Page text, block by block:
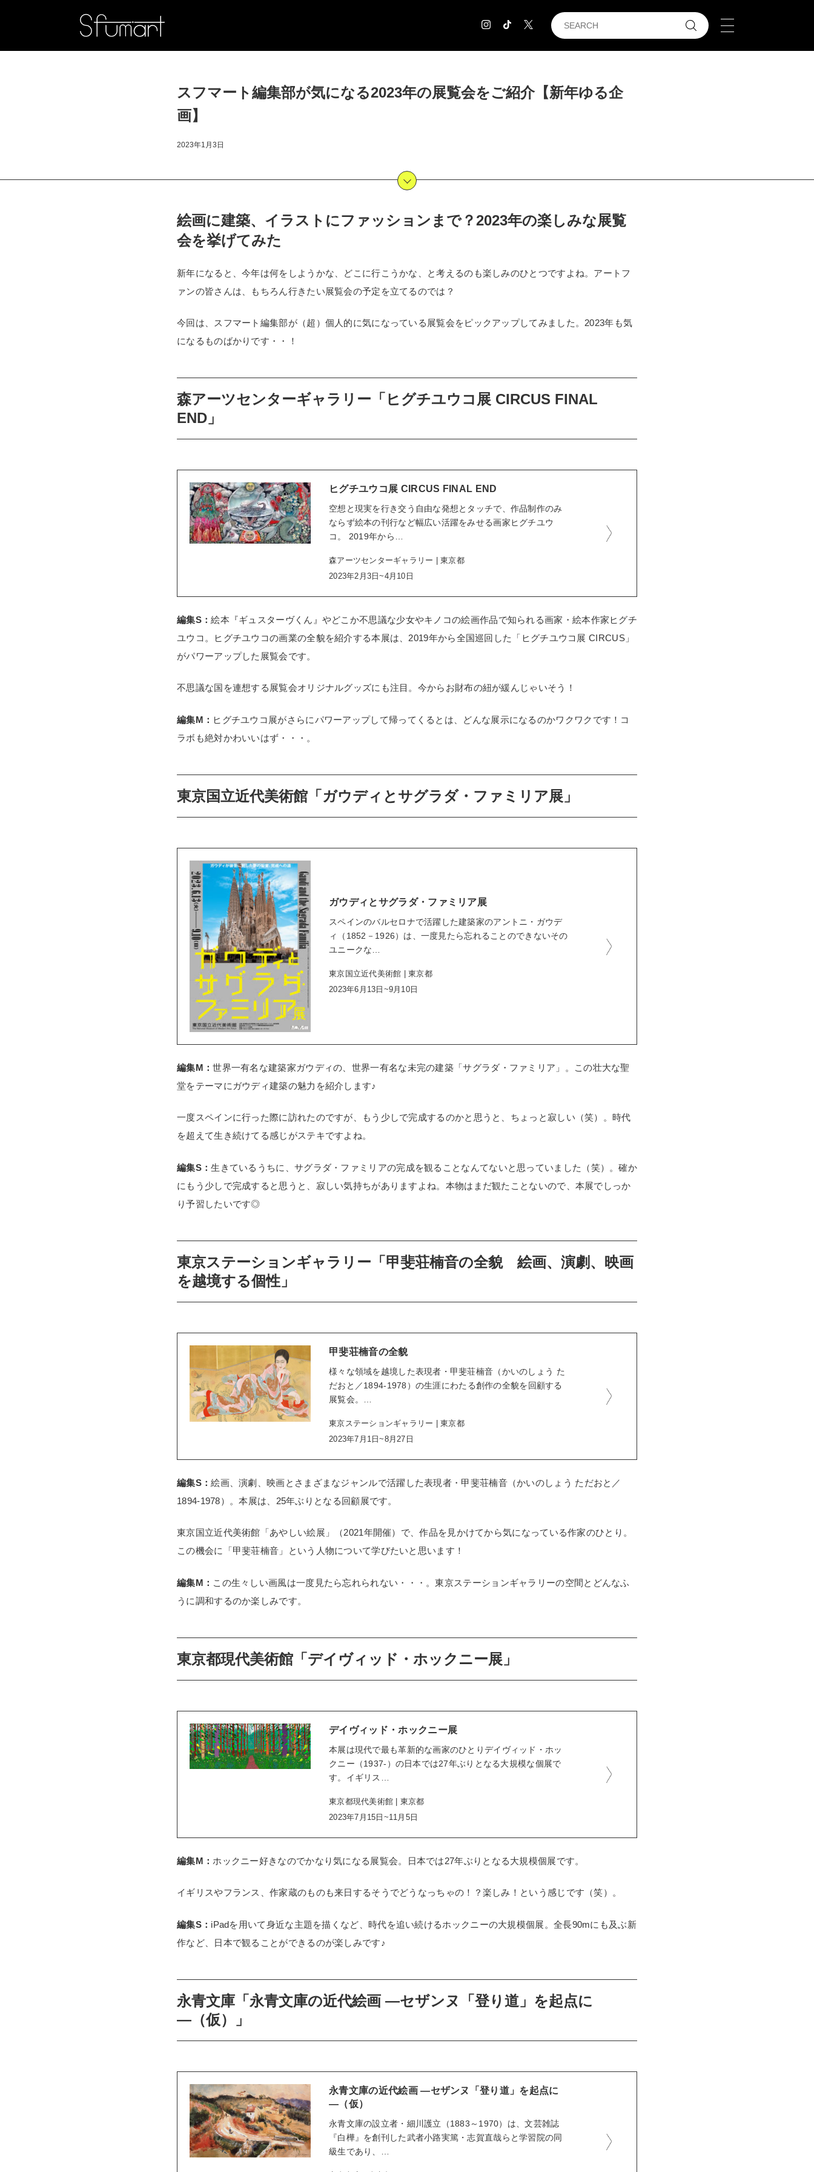
COLUMN コラム記事
NEWS お知らせ
CONTACT お問合せ
POLICY COMPANY
スフマート編集部が気になる2023年の展覧会をご紹介【新年ゆる企
画】
2023年1月3日
絵画に建築、イラストにファッションまで？2023年の楽しみな展覧
会を挙げてみた
新年になると、今年は何をしようかな、どこに行こうかな、と考えるのも楽しみのひとつですよね。アートフ
ァンの皆さんは、もちろん行きたい展覧会の予定を立てるのでは？
今回は、スフマート編集部が（超）個人的に気になっている展覧会をピックアップしてみました。2023年も気
になるものばかりです・・！
森アーツセンターギャラリー「ヒグチユウコ展 CIRCUS FINAL
END」
ヒグチユウコ展 CIRCUS FINAL END
空想と現実を行き交う自由な発想とタッチで、作品制作のみ
ならず絵本の刊行など幅広い活躍をみせる画家ヒグチユウ
コ。 2019年から…
森アーツセンターギャラリー | 東京都
2023年2月3日~4月10日
編集S：絵本『ギュスターヴくん』やどこか不思議な少女やキノコの絵画作品で知られる画家・絵本作家ヒグチ
ユウコ。ヒグチユウコの画業の全貌を紹介する本展は、2019年から全国巡回した「ヒグチユウコ展 CIRCUS」
がパワーアップした展覧会です。
不思議な国を連想する展覧会オリジナルグッズにも注目。今からお財布の紐が緩んじゃいそう！
編集M： ヒグチユウコ展がさらにパワーアップして帰ってくるとは、どんな展示になるのかワクワクです！コ
ラボも絶対かわいいはず・・・。
東京国立近代美術館「ガウディとサグラダ・ファミリア展」
ガウディとサグラダ・ファミリア展
スペインのバルセロナで活躍した建築家のアントニ・ガウデ
ィ（1852－1926）は、一度見たら忘れることのできないその
ユニークな…
東京国立近代美術館 | 東京都
2023年6月13日~9月10日
編集M：世界一有名な建築家ガウディの、世界一有名な未完の建築「サグラダ・ファミリア」。この壮大な聖
堂をテーマにガウディ建築の魅力を紹介します♪
一度スペインに行った際に訪れたのですが、もう少しで完成するのかと思うと、ちょっと寂しい（笑）。時代
を超えて生き続けてる感じがステキですよね。
編集S：生きているうちに、サグラダ・ファミリアの完成を観ることなんてないと思っていました（笑）。確か
にもう少しで完成すると思うと、寂しい気持ちがありますよね。本物はまだ観たことないので、本展でしっか
り予習したいです◎
東京ステーションギャラリー「甲斐荘楠音の全貌 絵画、演劇、映画
を越境する個性」
甲斐荘楠音の全貌
様々な領域を越境した表現者・甲斐荘楠音（かいのしょう た
だおと／1894-1978）の生涯にわたる創作の全貌を回顧する
展覧会。…
東京ステーションギャラリー | 東京都
2023年7月1日~8月27日
編集S：絵画、演劇、映画とさまざまなジャンルで活躍した表現者・甲斐荘楠音（かいのしょう ただおと／
1894-1978）。本展は、25年ぶりとなる回顧展です。
東京国立近代美術館「あやしい絵展」（2021年開催）で、作品を見かけてから気になっている作家のひとり。
この機会に「甲斐荘楠音」という人物について学びたいと思います！
編集M： この生々しい画風は一度見たら忘れられない・・・。東京ステーションギャラリーの空間とどんなふ
うに調和するのか楽しみです。
東京都現代美術館「デイヴィッド・ホックニー展」
デイヴィッド・ホックニー展
本展は現代で最も革新的な画家のひとりデイヴィッド・ホッ
クニー（1937-）の日本では27年ぶりとなる大規模な個展で
す。イギリス…
東京都現代美術館 | 東京都
2023年7月15日~11月5日
編集M： ホックニー好きなのでかなり気になる展覧会。日本では27年ぶりとなる大規模個展です。
イギリスやフランス、作家蔵のものも来日するそうでどうなっちゃの！？楽しみ！という感じです（笑）。
編集S： iPadを用いて身近な主題を描くなど、時代を追い続けるホックニーの大規模個展。全長90mにも及ぶ新
作など、日本で観ることができるのが楽しみです♪
永青文庫「永青文庫の近代絵画 ―セザンヌ「登り道」を起点に
―（仮）」
永青文庫の近代絵画 ―セザンヌ「登り道」を起点に
―（仮）
永青文庫の設立者・細川護立（1883～1970）は、文芸雑誌
『白樺』を創刊した武者小路実篤・志賀直哉らと学習院の同
級生であり、…